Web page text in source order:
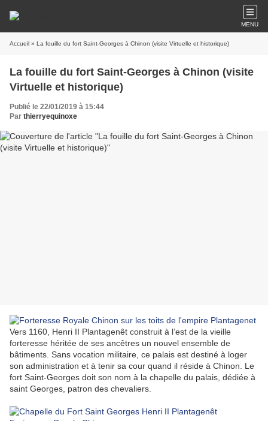
MENU
Accueil » La fouille du fort Saint-Georges à Chinon (visite Virtuelle et historique)
La fouille du fort Saint-Georges à Chinon (visite
Virtuelle et historique)
Publié le 22/01/2019 à 15:44
Par thierryequinoxe
Vers 1160, Henri II Plantagenêt construit à l’est de la vieille
forteresse héritée de ses ancêtres un nouvel ensemble de
bâtiments. Sans vocation militaire, ce palais est destiné à loger
son administration et à tenir sa cour quand il réside à Chinon. Le
fort Saint-Georges doit son nom à la chapelle du palais, dédiée à
saint Georges, patron des chevaliers.